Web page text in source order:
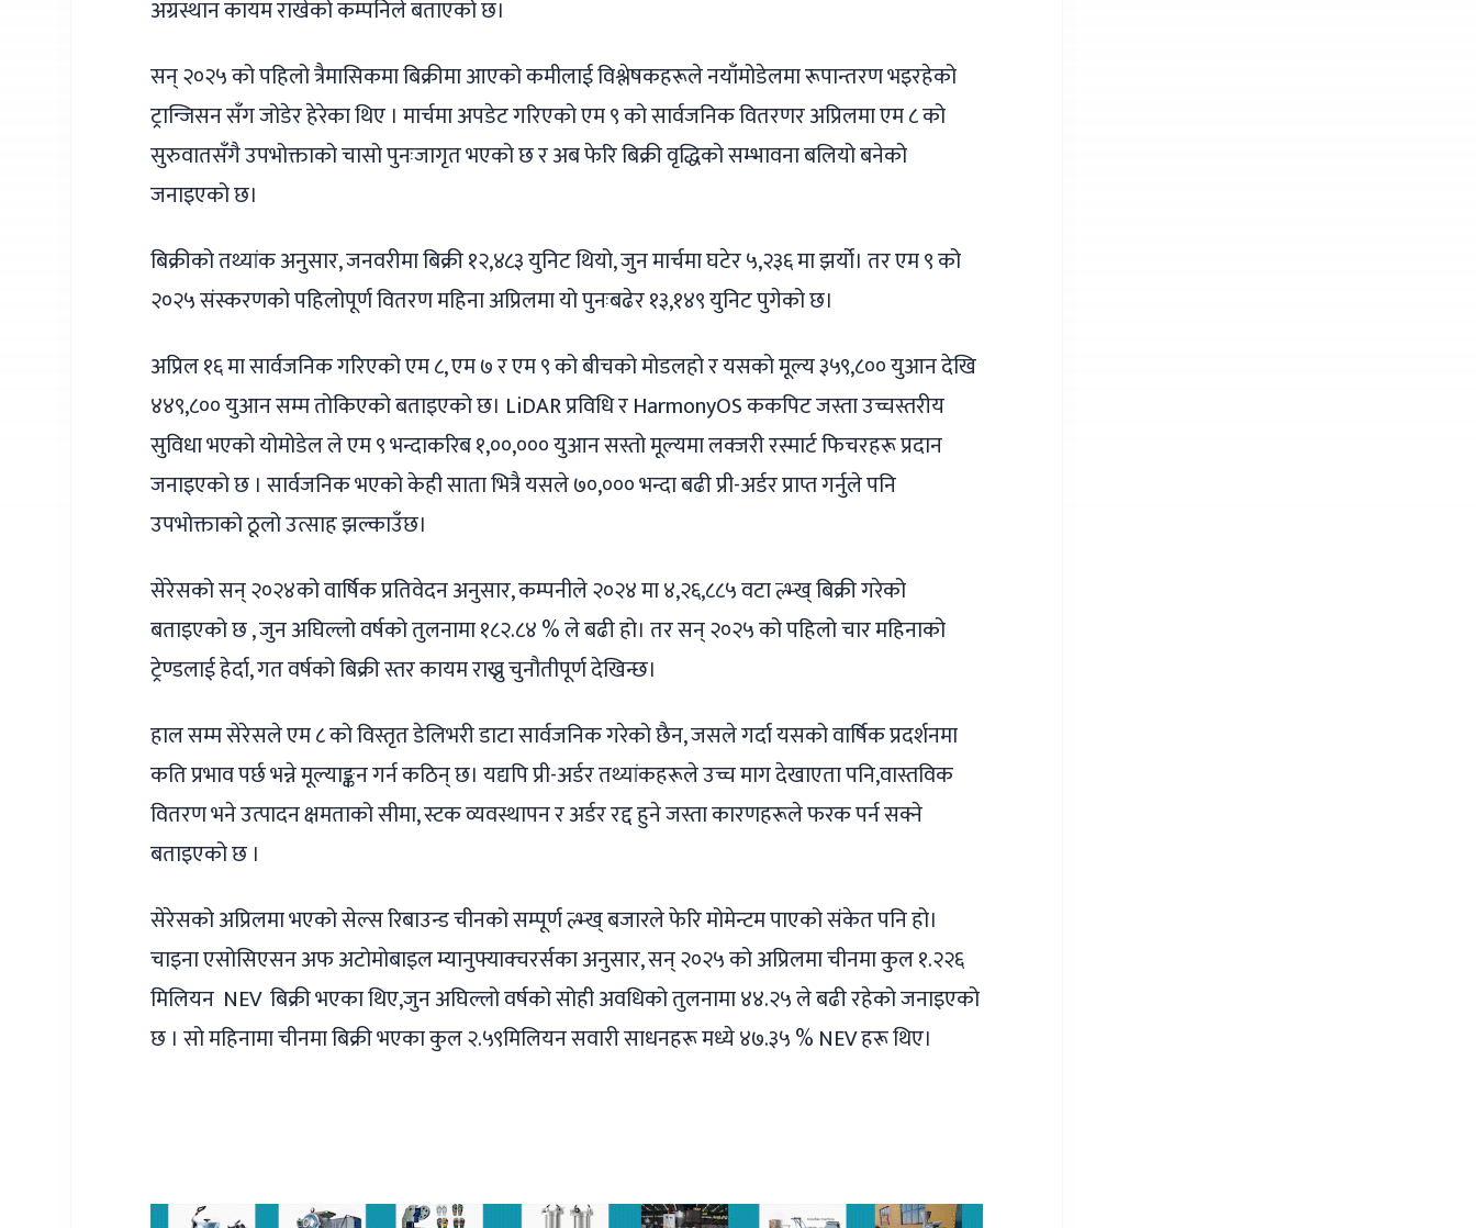
अग्रस्थान कायम राखेको कम्पनिले बताएको छ।
सन् २०२५ को पहिलो त्रैमासिकमा बिक्रीमा आएको कमीलाई विश्लेषकहरूले नयाँमोडेलमा रूपान्तरण भइरहेको
ट्रान्जिसन सँग जोडेर हेरेका थिए । मार्चमा अपडेट गरिएको एम ९ को सार्वजनिक वितरणर अप्रिलमा एम ८ को
सुरुवातसँगै उपभोक्ताको चासो पुनःजागृत भएको छ र अब फेरि बिक्री वृद्धिको सम्भावना बलियो बनेको
जनाइएको छ।
बिक्रीको तथ्यांक अनुसार, जनवरीमा बिक्री १२,४८३ युनिट थियो, जुन मार्चमा घटेर ५,२३६ मा झर्यो। तर एम ९ को
२०२५ संस्करणको पहिलोपूर्ण वितरण महिना अप्रिलमा यो पुनःबढेर १३,१४९ युनिट पुगेको छ।
अप्रिल १६ मा सार्वजनिक गरिएको एम ८, एम ७ र एम ९ को बीचको मोडलहो र यसको मूल्य ३५९,८०० युआन देखि
४४९,८०० युआन सम्म तोकिएको बताइएको छ। LiDAR प्रविधि र HarmonyOS ककपिट जस्ता उच्चस्तरीय
सुविधा भएको योमोडेल ले एम ९ भन्दाकरिब १,००,००० युआन सस्तो मूल्यमा लक्जरी रस्मार्ट फिचरहरू प्रदान
जनाइएको छ । सार्वजनिक भएको केही साता भित्रै यसले ७०,००० भन्दा बढी प्री-अर्डर प्राप्त गर्नुले पनि
उपभोक्ताको ठूलो उत्साह झल्काउँछ।
सेरेसको सन् २०२४को वार्षिक प्रतिवेदन अनुसार, कम्पनीले २०२४ मा ४,२६,८८५ वटा ल्भ्ख् बिक्री गरेको
बताइएको छ , जुन अघिल्लो वर्षको तुलनामा १८२.८४ % ले बढी हो। तर सन् २०२५ को पहिलो चार महिनाको
ट्रेण्डलाई हेर्दा, गत वर्षको बिक्री स्तर कायम राख्नु चुनौतीपूर्ण देखिन्छ।
हाल सम्म सेरेसले एम ८ को विस्तृत डेलिभरी डाटा सार्वजनिक गरेको छैन, जसले गर्दा यसको वार्षिक प्रदर्शनमा
कति प्रभाव पर्छ भन्ने मूल्याङ्कन गर्न कठिन् छ। यद्यपि प्री-अर्डर तथ्यांकहरूले उच्च माग देखाएता पनि,वास्तविक
वितरण भने उत्पादन क्षमताको सीमा, स्टक व्यवस्थापन र अर्डर रद्द हुने जस्ता कारणहरूले फरक पर्न सक्ने
बताइएको छ ।
सेरेसको अप्रिलमा भएको सेल्स रिबाउन्ड चीनको सम्पूर्ण ल्भ्ख् बजारले फेरि मोमेन्टम पाएको संकेत पनि हो।
चाइना एसोसिएसन अफ अटोमोबाइल म्यानुफ्याक्चरर्सका अनुसार, सन् २०२५ को अप्रिलमा चीनमा कुल १.२२६
मिलियन NEV बिक्री भएका थिए,जुन अघिल्लो वर्षको सोही अवधिको तुलनामा ४४.२५ ले बढी रहेको जनाइएको
छ । सो महिनामा चीनमा बिक्री भएका कुल २.५९मिलियन सवारी साधनहरू मध्ये ४७.३५ % NEV हरू थिए।